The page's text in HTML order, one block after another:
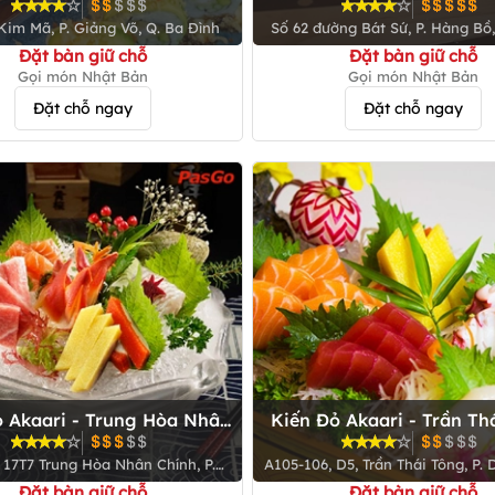
Mã, P. Giảng Võ, Q. Ba Đình
Đặt bàn giữ chỗ
Gọi món Nhật Bản
Đặt chỗ ngay
Số 62 đường Bát Sứ, P. Hàng
Kiếm
Đặt bàn giữ chỗ
Gọi món Nhật Bản
Đặt chỗ ngay
Akaari - Trung Hòa Nhân
Chính
Trung Hòa Nhân Chính, P.
Chính, Q. Thanh Xuân
Kiến Đỏ Akaari - Trần
A105-106, D5, Trần Thái Tông, P.
Q. Cầu Giấy